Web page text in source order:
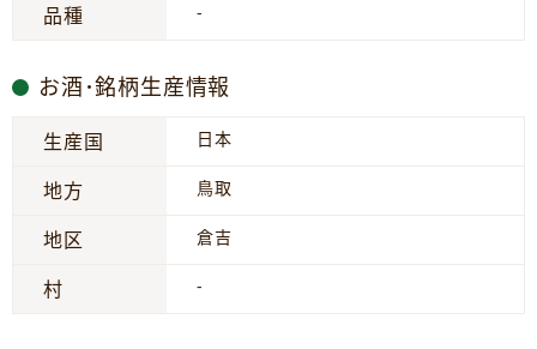
品種 -
お酒･銘柄生産情報
生産国 日本
地方 鳥取
地区 倉吉
村 -